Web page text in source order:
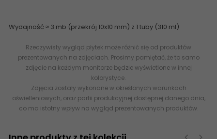
Wydajność ≈ 3 mb (przekrój 10x10 mm) z 1 tuby (310 ml)
Rzeczywisty wygląd płytek może różnić się od produktów
prezentowanych na zdjęciach. Prosimy pamiętać, że to samo
zdjęcie na każdym monitorze będzie wyświetlone w innej
kolorystyce.
Zdjęcia zostały wykonane w określonych warunkach
oświetleniowych, oraz partii produkcyjnej dostępnej danego dnia,
co ma istotny wpływ na wygląd prezentowanych produktów.